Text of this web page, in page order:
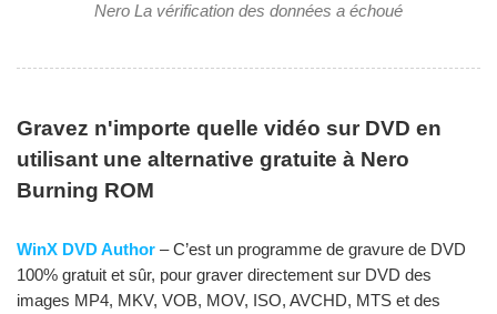
Nero La vérification des données a échoué
Gravez n'importe quelle vidéo sur DVD en
utilisant une alternative gratuite à Nero
Burning ROM
WinX DVD Author – C’est un programme de gravure de DVD
100% gratuit et sûr, pour graver directement sur DVD des
images MP4, MKV, VOB, MOV, ISO, AVCHD, MTS et des